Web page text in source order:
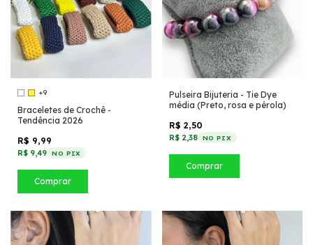
+9
Braceletes de Crochê -
Tendência 2026
R$ 9,99
R$ 9,49 NO PIX
Comprar
Pulseira Bijuteria - Tie Dye
média (Preto, rosa e pérola)
R$ 2,50
R$ 2,38 NO PIX
Comprar